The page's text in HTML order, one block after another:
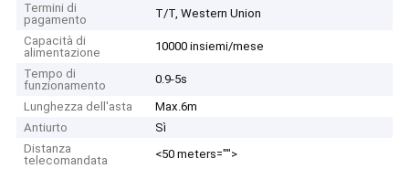
Termini di
pagamento
T/T, Western Union
Capacità di
alimentazione
10000 insiemi/mese
Tempo di
funzionamento
0.9-5s
Lunghezza dell'asta
Max.6m
Antiurto
Sì
Distanza
telecomandata
<50 meters="">